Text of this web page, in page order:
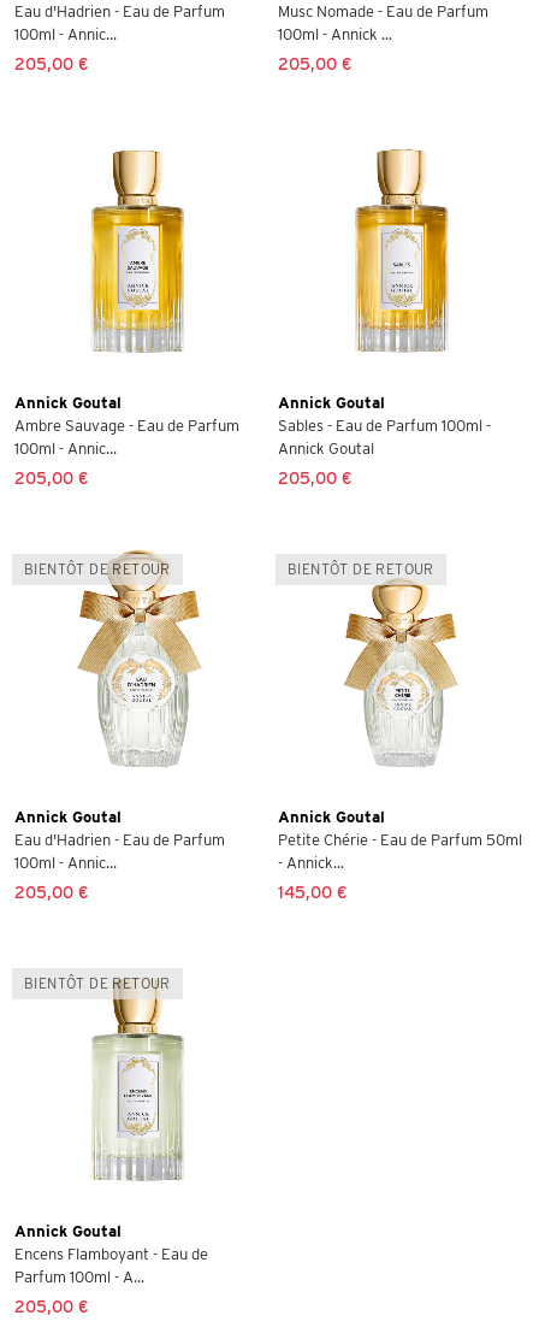
Eau d'Hadrien - Eau de Parfum
100ml - Annic...
205,00 €
Musc Nomade - Eau de Parfum
100ml - Annick ...
205,00 €
Annick Goutal
Ambre Sauvage - Eau de Parfum
100ml - Annic...
205,00 €
Annick Goutal
Sables - Eau de Parfum 100ml -
Annick Goutal
205,00 €
BIENTÔT DE RETOUR
Annick Goutal
Eau d'Hadrien - Eau de Parfum
100ml - Annic...
205,00 €
BIENTÔT DE RETOUR
Annick Goutal
Petite Chérie - Eau de Parfum 50ml
- Annick...
145,00 €
BIENTÔT DE RETOUR
Annick Goutal
Encens Flamboyant - Eau de
Parfum 100ml - A...
205,00 €